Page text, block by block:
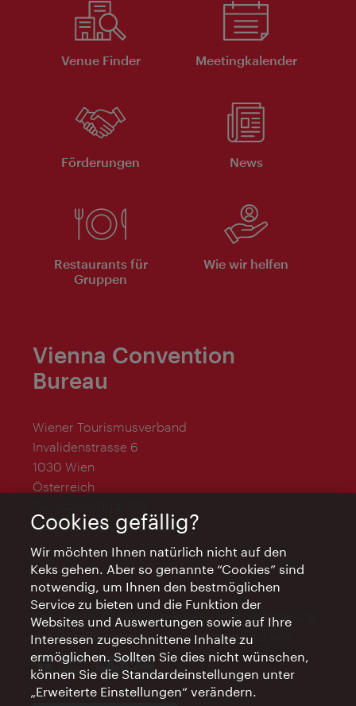
Venue Finder Meeting­kalender
Förderungen News
Restaurants für
Gruppen
Wie wir helfen
Vienna Convention
Bureau
Wiener Tourismusverband
Invalidenstrasse 6
1030 Wien
Österreich
convention@vienna.info
Das Vienna Convention Bureau ist eine Abteilung
des WienTourismus und wird unterstützt von
Cookies gefällig?
Wir möchten Ihnen natürlich nicht auf den
Keks gehen. Aber so genannte “Cookies” sind
notwendig, um Ihnen den bestmöglichen
Service zu bieten und die Funktion der
Websites und Auswertungen sowie auf Ihre
Interessen zugeschnittene Inhalte zu
ermöglichen. Sollten Sie dies nicht wünschen,
können Sie die Standardeinstellungen unter
„Erweiterte Einstellungen“ verändern.